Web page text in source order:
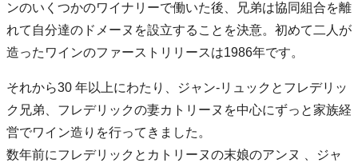
ンのいくつかのワイナリーで働いた後、兄弟は協同組合を離
れて自分達のドメーヌを設立することを決意。初めて二人が
造ったワインのファーストリリースは1986年です。
それから30 年以上にわたり、ジャン-リュックとフレデリッ
ク兄弟、フレデリックの妻カトリーヌを中心にずっと家族経
営でワイン造りを行ってきました。
数年前にフレデリックとカトリーヌの末娘のアンヌ 、ジャ